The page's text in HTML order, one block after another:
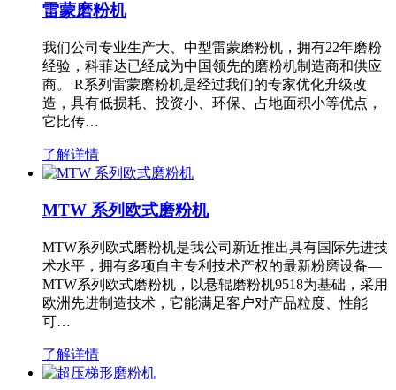
雷蒙磨粉机
我们公司专业生产大、中型雷蒙磨粉机，拥有22年磨粉
经验，科菲达已经成为中国领先的磨粉机制造商和供应
商。 R系列雷蒙磨粉机是经过我们的专家优化升级改
造，具有低损耗、投资小、环保、占地面积小等优点，
它比传…
了解详情
MTW 系列欧式磨粉机
MTW系列欧式磨粉机是我公司新近推出具有国际先进技
术水平，拥有多项自主专利技术产权的最新粉磨设备—
MTW系列欧式磨粉机，以悬辊磨粉机9518为基础，采用
欧洲先进制造技术，它能满足客户对产品粒度、性能
可…
了解详情